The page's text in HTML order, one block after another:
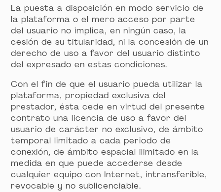
La puesta a disposición en modo servicio de
la plataforma o el mero acceso por parte
del usuario no implica, en ningún caso, la
cesión de su titularidad, ni la concesión de un
derecho de uso a favor del usuario distinto
del expresado en estas condiciones.
Con el fin de que el usuario pueda utilizar la
plataforma, propiedad exclusiva del
prestador, ésta cede en virtud del presente
contrato una licencia de uso a favor del
usuario de carácter no exclusivo, de ámbito
temporal limitado a cada periodo de
conexión, de ámbito espacial ilimitado en la
medida en que puede accederse desde
cualquier equipo con Internet, intransferible,
revocable y no sublicenciable.